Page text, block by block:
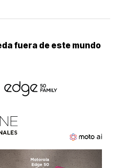
fuera de este mundo